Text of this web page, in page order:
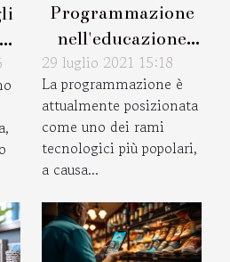
Programmazione
nell'educazione
primaria
29 luglio 2021 15:18
La programmazione è
attualmente posizionata
come uno dei rami
tecnologici più popolari,
a causa...